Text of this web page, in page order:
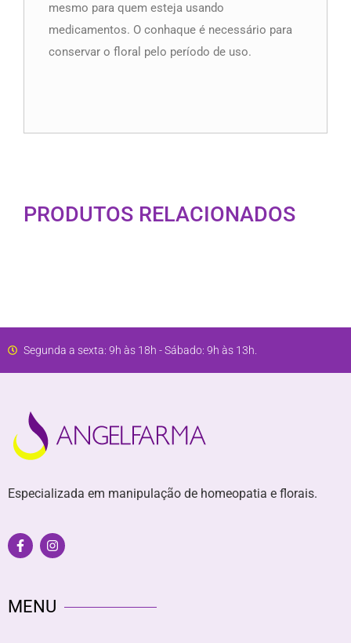
mesmo para quem esteja usando
medicamentos. O conhaque é necessário para
conservar o floral pelo período de uso.
PRODUTOS RELACIONADOS
Segunda a sexta: 9h às 18h - Sábado: 9h às 13h.
Especializada em manipulação de homeopatia e florais.
MENU